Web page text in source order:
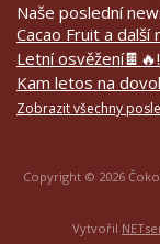
Naše poslední
Cacao Fruit a další
Letní osvěžení🍫🔥!
Kam letos na
Zobrazit všechny
Copyright © 2026
Vytvořil